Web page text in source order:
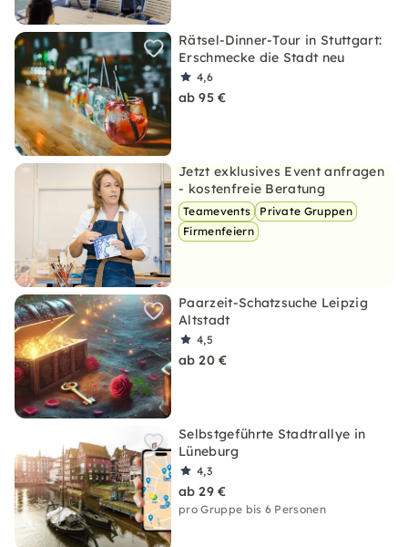
Rätsel-Dinner-Tour in Stuttgart:
Erschmecke die Stadt neu
4,6
ab 95 €
Jetzt exklusives Event anfragen
- kostenfreie Beratung
Teamevents
Private Gruppen
Firmenfeiern
Paarzeit-Schatzsuche Leipzig
Altstadt
4,5
ab 20 €
Selbstgeführte Stadtrallye in
Lüneburg
4,3
ab 29 €
pro Gruppe bis 6 Personen